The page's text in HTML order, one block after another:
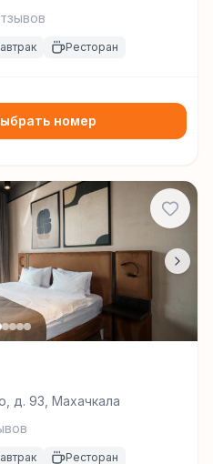
Ресторан
номер
д. 93, Махачкала
Ресторан